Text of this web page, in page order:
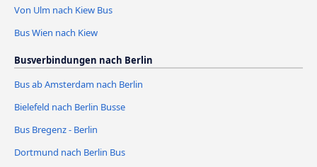
Von Ulm nach Kiew Bus
Bus Wien nach Kiew
Busverbindungen nach Berlin
Bus ab Amsterdam nach Berlin
Bielefeld nach Berlin Busse
Bus Bregenz - Berlin
Dortmund nach Berlin Bus